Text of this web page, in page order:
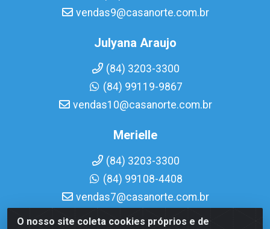
O nosso site coleta cookies próprios e de
vendas9@casanorte.com.br
Julyana Araujo
(84) 3203-3300
(84) 99119-9867
vendas10@casanorte.com.br
Merielle
(84) 3203-3300
(84) 99108-4408
vendas7@casanorte.com.br